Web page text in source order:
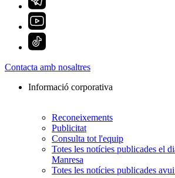
Contacta amb nosaltres
Informació corporativa
Reconeixements
Publicitat
Consulta tot l'equip
Totes les notícies publicades el
Manresa
Totes les notícies publicades